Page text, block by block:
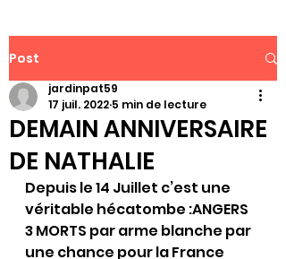
Post
DEMAIN ANNIVERSAIRE
DE NATHALIE
jardinpat59
17 juil. 2022 5 min de lecture
Depuis le 14 Juillet c’est une
véritable hécatombe :ANGERS
3 MORTS par arme blanche par
une chance pour la France